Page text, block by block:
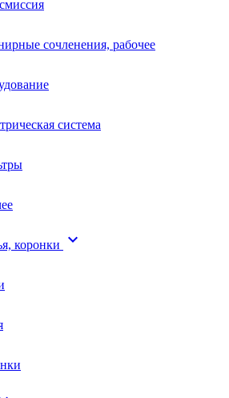
сочленения, рабочее
система
коронки 